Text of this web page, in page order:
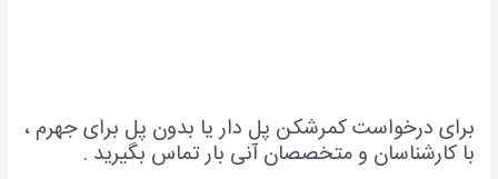
برای درخواست کمرشکن پل دار یا بدون پل برای جهرم ،
با کارشناسان و متخصصان آنی بار تماس بگیرید .